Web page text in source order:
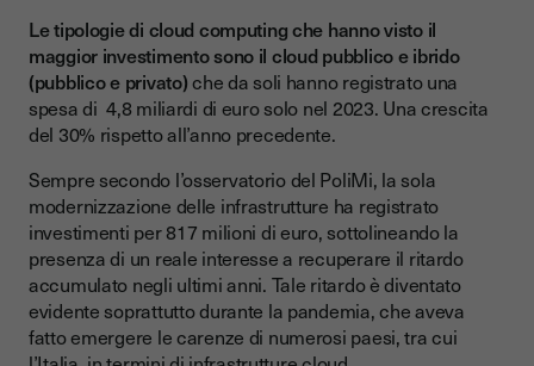
Le tipologie di cloud computing che hanno visto il
maggior investimento sono il cloud pubblico e ibrido
(pubblico e privato)che da soli hanno registrato una
spesa di 4,8 miliardi di euro solo nel 2023. Una crescita
del 30% rispetto all’anno precedente.
Sempre secondo l’osservatorio del PoliMi, la sola
modernizzazione delle infrastrutture ha registrato
investimenti per 817 milioni di euro, sottolineando la
presenza di un reale interesse a recuperare il ritardo
accumulato negli ultimi anni. Tale ritardo è diventato
evidente soprattutto durante la pandemia, che aveva
fatto emergere le carenze di numerosi paesi, tra cui